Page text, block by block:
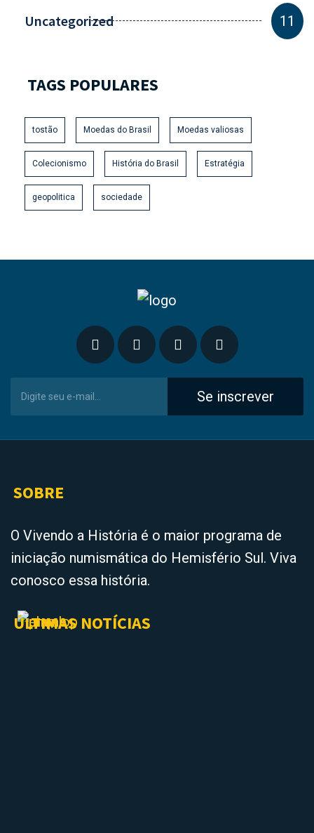
Uncategorized 11
TAGS POPULARES
tostão Moedas do Brasil Moedas valiosas
Colecionismo História do Brasil Estratégia
geopolitica sociedade
Se inscrever
SOBRE
O Vivendo a História é o maior programa de
iniciação numismática do Hemisfério Sul. Viva
conosco essa história.
ÚLTIMAS NOTÍCIAS